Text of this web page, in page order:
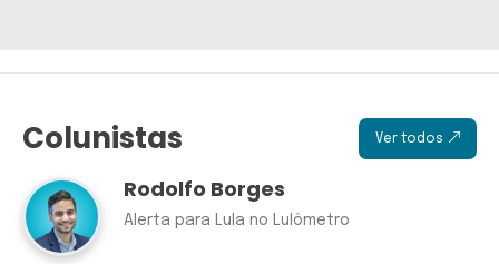
Colunistas Ver todos
Rodolfo Borges
Alerta para Lula no Lulômetro